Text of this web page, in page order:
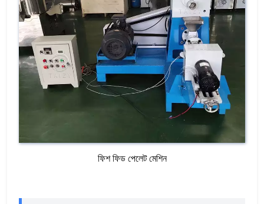
ফিশ ফিড পেলেট মেশিন